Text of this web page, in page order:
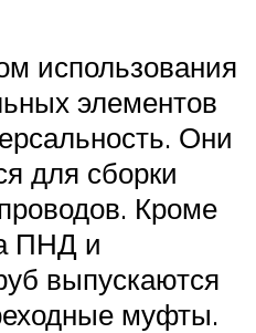
использования
элементов
Они
для сборки
Кроме
ПНД и
выпускаются
муфты.